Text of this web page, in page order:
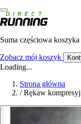
Suma częściowa koszyka
Zobacz mój koszyk
Loading...
Strona główna
/ Rękaw